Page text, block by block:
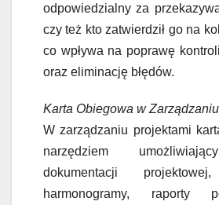
odpowiedzialny za
czy też kto zatwierdził go na
co wpływa na poprawę
oraz eliminację błędów.
Karta Obiegowa w
W zarządzaniu projektami
narzędziem
dokumentacji
harmonogramy, raporty